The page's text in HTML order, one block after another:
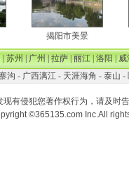
揭阳市美景
|苏州|广州|拉萨|丽江|洛阳|威
沟 - 广西漓江- 天涯海角 - 泰山 -
有侵犯您著作权行为，请及时
©365135.com Inc.All